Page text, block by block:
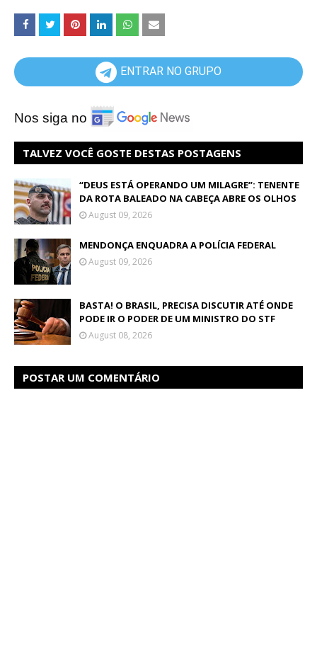
ENTRAR NO GRUPO
Nos siga no
TALVEZ VOCÊ GOSTE DESTAS POSTAGENS
“DEUS ESTÁ OPERANDO UM MILAGRE”: TENENTE
DA ROTA BALEADO NA CABEÇA ABRE OS OLHOS
August 09, 2026
MENDONÇA ENQUADRA A POLÍCIA FEDERAL
August 09, 2026
BASTA! O BRASIL, PRECISA DISCUTIR ATÉ ONDE
PODE IR O PODER DE UM MINISTRO DO STF
August 08, 2026
POSTAR UM COMENTÁRIO